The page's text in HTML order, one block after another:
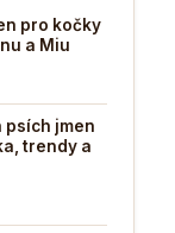
pro kočky
a Miu
psích jmen
trendy a